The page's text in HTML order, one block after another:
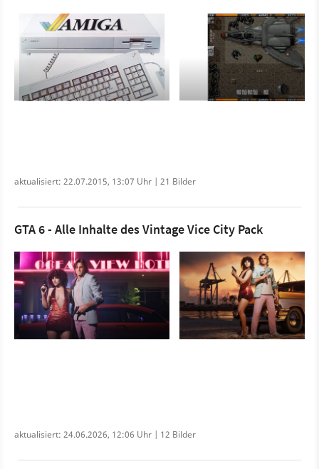
aktualisiert: 22.07.2015, 13:07 Uhr | 21 Bilder
GTA 6 - Alle Inhalte des Vintage Vice City Pack
aktualisiert: 24.06.2026, 12:06 Uhr | 12 Bilder